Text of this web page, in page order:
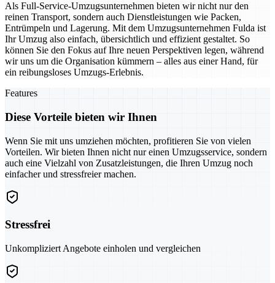
Als Full-Service-Umzugsunternehmen bieten wir nicht nur den
reinen Transport, sondern auch Dienstleistungen wie Packen,
Entrümpeln und Lagerung. Mit dem Umzugsunternehmen Fulda ist
Ihr Umzug also einfach, übersichtlich und effizient gestaltet. So
können Sie den Fokus auf Ihre neuen Perspektiven legen, während
wir uns um die Organisation kümmern – alles aus einer Hand, für
ein reibungsloses Umzugs-Erlebnis.
Features
Diese Vorteile bieten wir Ihnen
Wenn Sie mit uns umziehen möchten, profitieren Sie von vielen
Vorteilen. Wir bieten Ihnen nicht nur einen Umzugsservice, sondern
auch eine Vielzahl von Zusatzleistungen, die Ihren Umzug noch
einfacher und stressfreier machen.
Stressfrei
Unkompliziert Angebote einholen und vergleichen